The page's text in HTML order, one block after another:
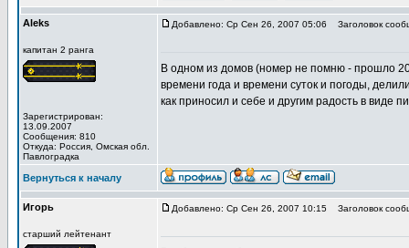
Aleks
капитан 2 ранга
Зарегистрирован:
13.09.2007
Сообщения: 810
Откуда: Роcсия, Омская обл.
Павлоградка
Добавлено: Ср Сен 26, 2007 05:06 Заголовок
В одном из домов (номер не помню - прошло 20
времени года и времени суток и погоды,
как приносил и себе и другим радость в виде
Вернуться к началу
Игорь
старший лейтенант
Добавлено: Ср Сен 26, 2007 10:15 Заголовок